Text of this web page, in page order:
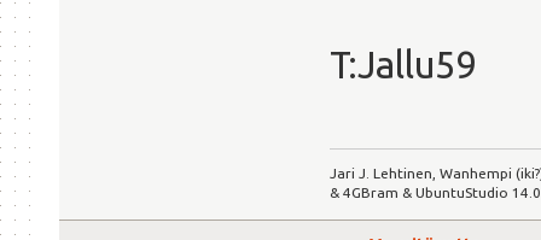
T:Jallu59
Jari J. Lehtinen, Wanhempi
& 4GBram & UbuntuStudio